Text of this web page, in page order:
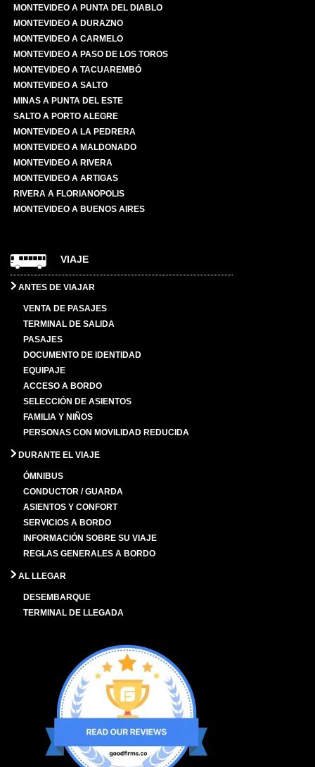
MONTEVIDEO A PUNTA DEL DIABLO
MONTEVIDEO A DURAZNO
MONTEVIDEO A CARMELO
MONTEVIDEO A PASO DE LOS TOROS
MONTEVIDEO A TACUAREMBÓ
MONTEVIDEO A SALTO
MINAS A PUNTA DEL ESTE
SALTO A PORTO ALEGRE
MONTEVIDEO A LA PEDRERA
MONTEVIDEO A MALDONADO
MONTEVIDEO A RIVERA
MONTEVIDEO A ARTIGAS
RIVERA A FLORIANOPOLIS
MONTEVIDEO A BUENOS AIRES
VIAJE
ANTES DE VIAJAR
VENTA DE PASAJES
TERMINAL DE SALIDA
PASAJES
DOCUMENTO DE IDENTIDAD
EQUIPAJE
ACCESO A BORDO
SELECCIÓN DE ASIENTOS
FAMILIA Y NIÑOS
PERSONAS CON MOVILIDAD REDUCIDA
DURANTE EL VIAJE
ÓMNIBUS
CONDUCTOR / GUARDA
ASIENTOS Y CONFORT
SERVICIOS A BORDO
INFORMACIÓN SOBRE SU VIAJE
REGLAS GENERALES A BORDO
AL LLEGAR
DESEMBARQUE
TERMINAL DE LLEGADA